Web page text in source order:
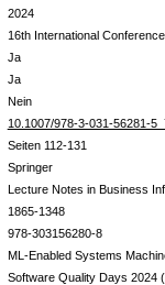
2024
16th International
Ja
Ja
Nein
10.1007/978-3-031-56281-
Seiten 112-131
Springer
Lecture Notes in Business
1865-1348
978-303156280-8
ML-Enabled Systems
Software Quality Days 2024